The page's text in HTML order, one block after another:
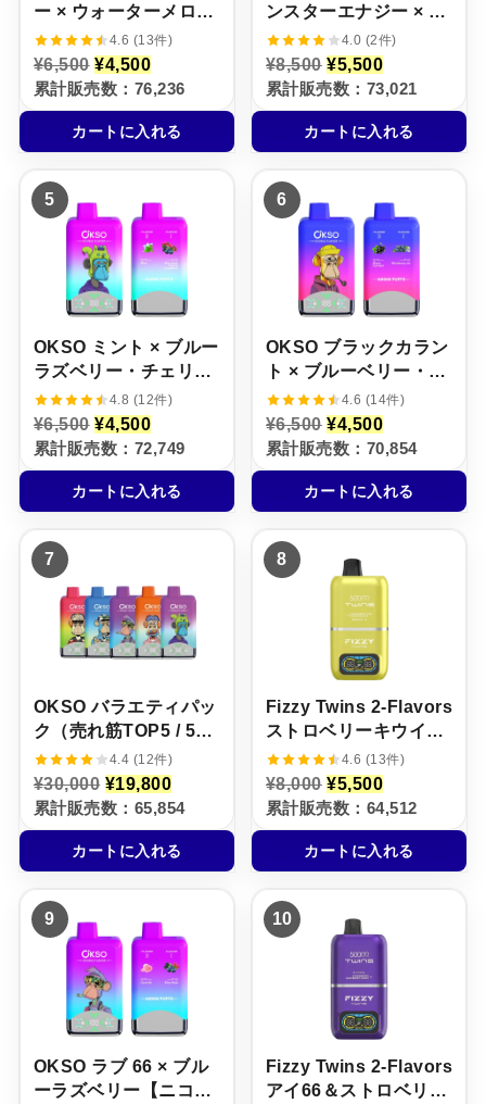
ー × ウォーターメロ
ン・アイス【ニコパ
フ】5%
4.6 (13件)
¥6,500 元
の
価
格
は
¥
5
0
0
で
し
た
。
¥4,500現
在
の
価
格
は
,
5
0
0
で
す
累計販売数：76,236
カートに入れる
ンスターエナジー × フ
ァンタ・オレンジ【ニ
コパフ】5%
4.0 (2件)
¥8,500 元
の
価
格
は
¥
5
0
0
で
し
た
。
¥5,500現
在
の
価
格
は
,
5
0
0
で
す
累計販売数：73,021
カートに入れる
5
OKSO ミント × ブルー
ラズベリー・チェリ
ー・クランベリー【ニ
コパフ】5%
4.8 (12件)
¥6,500 元
の
価
格
は
¥
0
で
し
た
¥4,500現
在
の
価
格
は
0
0
で
す
累計販売数：72,749
カートに入れる
6
OKSO ブラックカラン
ト × ブルーベリー・ア
イス【ニコパフ】5%
4.6 (14件)
¥6,500 元
の
価
格
は
¥
0
し
た
。
¥4,500現
在
の
価
格
は
5
で
。
累計販売数：70,854
カートに入れる
7
OKSO バラエティパッ
ク（売れ筋TOP5 / 5本
セット） 4.4 (12件)
¥30,000 元
の
価
格
は
¥
0
0
0
で
し
た
¥19,800現
在
の
価
格
は
,
8
0
0
で
す
累計販売数：65,854
カートに入れる
8
Fizzy Twins 2‑Flavors
ストロベリーキウイザ
クロ＆レッドブル【ニ
コパフ】5%
4.6 (13件)
¥8,000 元
の
価
格
は
¥
0
し
た
。
¥5,500現
在
の
価
格
は
5
で
。
累計販売数：64,512
カートに入れる
9
OKSO ラブ 66 × ブル
ーラズベリー【ニコパ
10
Fizzy Twins 2‑Flavors
アイ66＆ストロベリー